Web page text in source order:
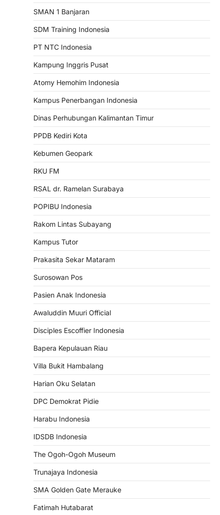
SMAN 1 Banjaran
SDM Training Indonesia
PT NTC Indonesia
Kampung Inggris Pusat
Atomy Hemohim Indonesia
Kampus Penerbangan Indonesia
Dinas Perhubungan Kalimantan Timur
PPDB Kediri Kota
Kebumen Geopark
RKU FM
RSAL dr. Ramelan Surabaya
POPIBU Indonesia
Rakom Lintas Subayang
Kampus Tutor
Prakasita Sekar Mataram
Surosowan Pos
Pasien Anak Indonesia
Awaluddin Muuri Official
Disciples Escoffier Indonesia
Bapera Kepulauan Riau
Villa Bukit Hambalang
Harian Oku Selatan
DPC Demokrat Pidie
Harabu Indonesia
IDSDB Indonesia
The Ogoh-Ogoh Museum
Trunajaya Indonesia
SMA Golden Gate Merauke
Fatimah Hutabarat